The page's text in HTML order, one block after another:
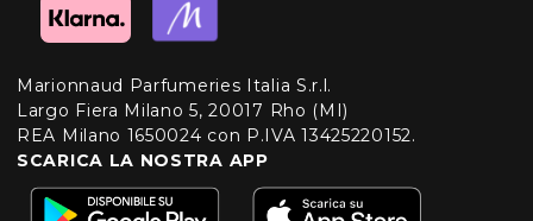
Marionnaud Parfumeries Italia S.r.l.
Largo Fiera Milano 5, 20017 Rho (MI)
REA Milano 1650024 con P.IVA 13425220152.
SCARICA LA NOSTRA APP